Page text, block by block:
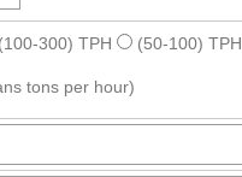
(100-300) TPH (50-100) TPH
tons per hour)